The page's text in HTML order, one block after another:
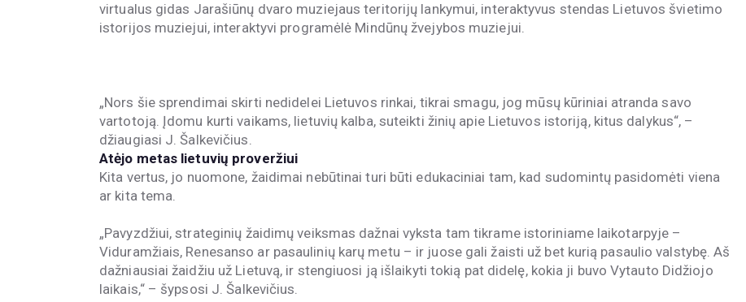
virtualus gidas Jarašiūnų dvaro muziejaus teritorijų lankymui, interaktyvus stendas Lietuvos švietimo
istorijos muziejui, interaktyvi programėlė Mindūnų žvejybos muziejui.
„Nors šie sprendimai skirti nedidelei Lietuvos rinkai, tikrai smagu, jog mūsų kūriniai atranda savo
vartotoją. Įdomu kurti vaikams, lietuvių kalba, suteikti žinių apie Lietuvos istoriją, kitus dalykus“, –
džiaugiasi J. Šalkevičius.
Atėjo metas lietuvių proveržiui
Kita vertus, jo nuomone, žaidimai nebūtinai turi būti edukaciniai tam, kad sudomintų pasidomėti viena
ar kita tema.
„Pavyzdžiui, strateginių žaidimų veiksmas dažnai vyksta tam tikrame istoriniame laikotarpyje –
Viduramžiais, Renesanso ar pasaulinių karų metu – ir juose gali žaisti už bet kurią pasaulio valstybę. Aš
dažniausiai žaidžiu už Lietuvą, ir stengiuosi ją išlaikyti tokią pat didelę, kokia ji buvo Vytauto Didžiojo
laikais,“ – šypsosi J. Šalkevičius.